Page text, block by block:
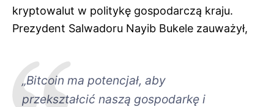
kryptowalut w politykę gospodarczą kraju.
Prezydent Salwadoru Nayib Bukele zauważył,
„Bitcoin ma potencjał, aby
przekształcić naszą gospodarkę i